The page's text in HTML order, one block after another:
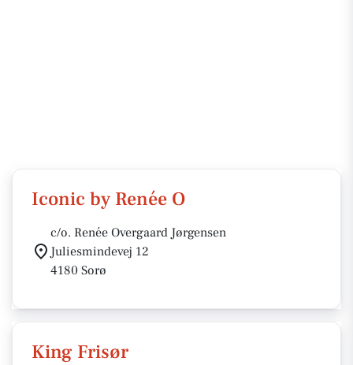
Iconic by Renée O
c/o. Renée Overgaard Jørgensen
Juliesmindevej 12
4180 Sorø
King Frisør